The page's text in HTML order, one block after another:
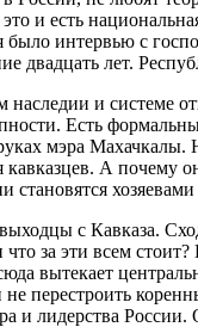
и есть
интервью с
двадцать лет.
и системе
Есть
мэра
А
с Кавказа.
за эти всем
вытекает
перестроить
и лидерства